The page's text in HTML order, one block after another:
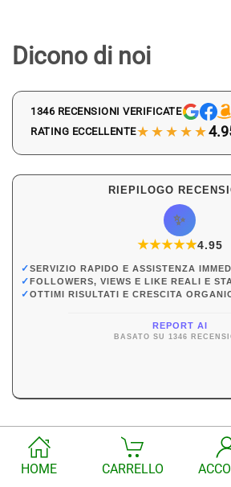
Dicono di noi
1346 RECENSIONI VERIFICATE
RATING ECCELLENTE★★★★★
RIEPILOGO
✨
★★★★★
★4.95
✓SERVIZIO RAPIDO E ASSISTENZA
✓FOLLOWERS, VIEWS E LIKE REALI E
✓OTTIMI RISULTATI E CRESCITA
REPORT AI
BASATO SU 1346
HOME CARRELLO